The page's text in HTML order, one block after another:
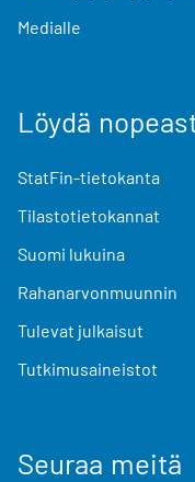
Medialle
Löydä
StatFin-tietokanta
Tilastotietokannat
Suomi lukuina
Rahanarvonmuunnin
Tulevat julkaisut
Tutkimusaineistot
Seuraa meitä